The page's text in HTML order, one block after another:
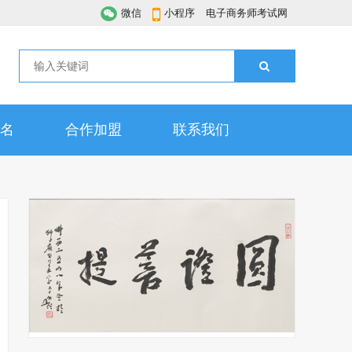
微信 小程序 电子商务师考试网
合作加盟 联系我们